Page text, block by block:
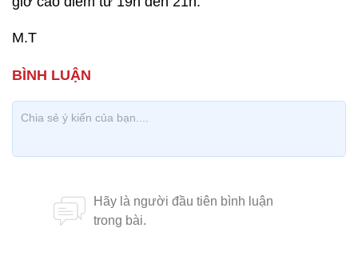
M.T